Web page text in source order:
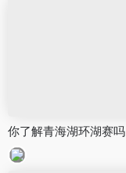
你了解青海湖环湖赛吗